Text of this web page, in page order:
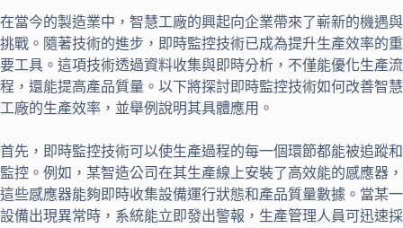
在當今的製造業中，智慧工廠的興起向企業帶來了嶄新的機遇與
挑戰。隨著技術的進步，即時監控技術已成為提升生產效率的重
要工具。這項技術透過資料收集與即時分析，不僅能優化生產流
程，還能提高產品質量。以下將探討即時監控技術如何改善智慧
工廠的生產效率，並舉例說明其具體應用。
首先，即時監控技術可以使生產過程的每一個環節都能被追蹤和
監控。例如，某智造公司在其生產線上安裝了高效能的感應器，
這些感應器能夠即時收集設備運行狀態和產品質量數據。當某一
設備出現異常時，系統能立即發出警報，生產管理人員可迅速採